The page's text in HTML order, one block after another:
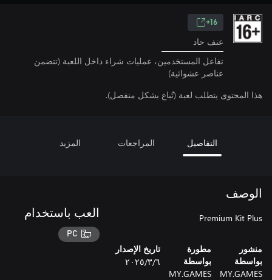
16+
عنف حاد
تفاعل المستخدمين، عمليات شراء داخل اللعبة (تتضمن
عناصر عشوائية)
هذا المحتوى يتطلب لعبة (تُباع بشكل منفصل).
التفاصيل المراجعات المزيد
الوصف
Premium Kit Plus
منشور
بواسطة
MY.GAMES
مطورة
بواسطة
MY.GAMES
تاريخ الإصدار
٦‏/٣‏/٢٠٢٥
العب باستخدام
PC